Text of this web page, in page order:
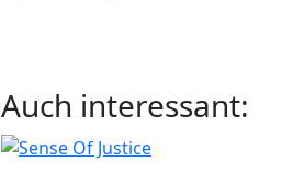
Auch interessant: